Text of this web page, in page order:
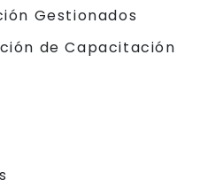
Gestionados
de Capacitación